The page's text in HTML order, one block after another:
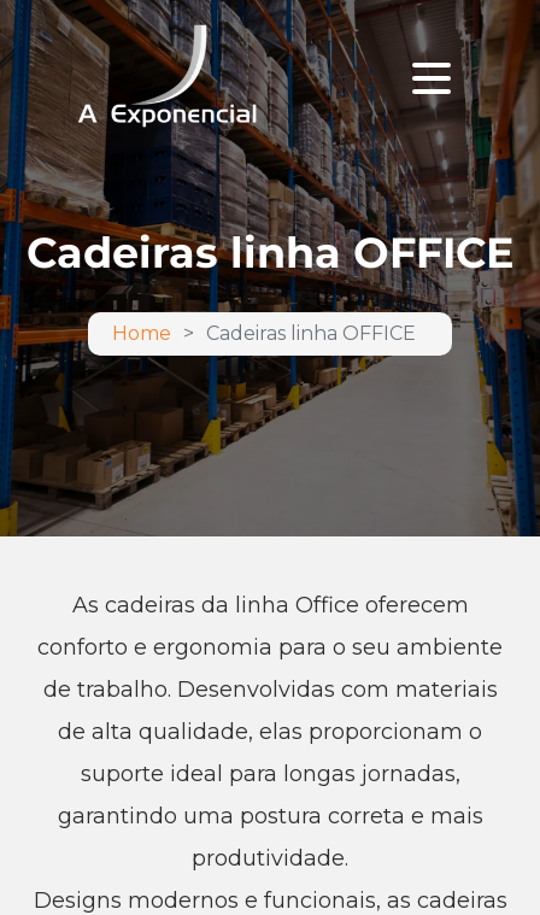
Cadeiras linha OFFICE
Home Cadeiras linha OFFICE
As cadeiras da linha Office oferecem
conforto e ergonomia para o seu ambiente
de trabalho. Desenvolvidas com materiais
de alta qualidade, elas proporcionam o
suporte ideal para longas jornadas,
garantindo uma postura correta e mais
produtividade.
Designs modernos e funcionais, as cadeiras